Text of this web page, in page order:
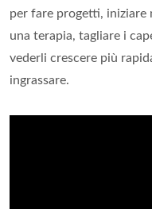
per fare progetti, iniziare
una terapia, tagliare i
vederli crescere più
ingrassare.